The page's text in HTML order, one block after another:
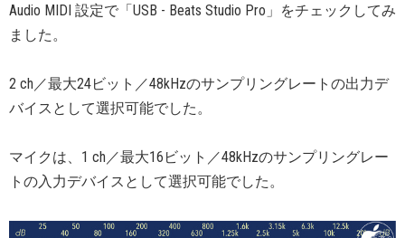
Audio MIDI 設定で「USB - Beats Studio Pro」をチェックしてみ
ました。
2 ch／最大24ビット／48kHzのサンプリングレートの出力デ
バイスとして選択可能でした。
マイクは、1 ch／最大16ビット／48kHzのサンプリングレー
トの入力デバイスとして選択可能でした。